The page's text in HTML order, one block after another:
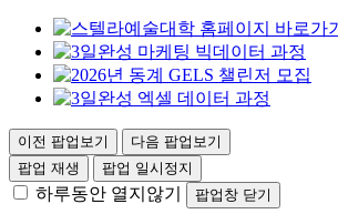
이전 팝업보기
다음 팝업보기
팝업 재생
팝업 일시정지
하루동안 열지않기 팝업창 닫기